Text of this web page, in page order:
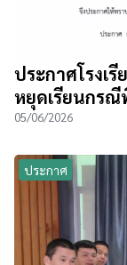
ประกาศโรงเ
หยุดเรียนกรณี
05/06/2026
ประกาศ